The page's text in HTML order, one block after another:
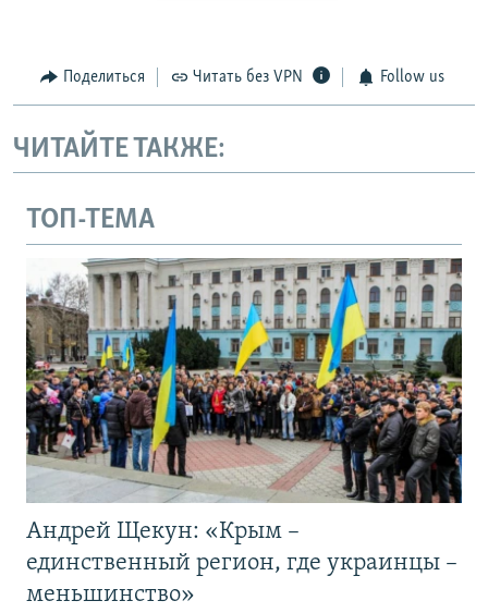
Поделиться Читать без VPN Follow us
ЧИТАЙТЕ ТАКЖЕ:
ТОП-ТЕМА
Андрей Щекун: «Крым –
единственный регион, где украинцы –
меньшинство»